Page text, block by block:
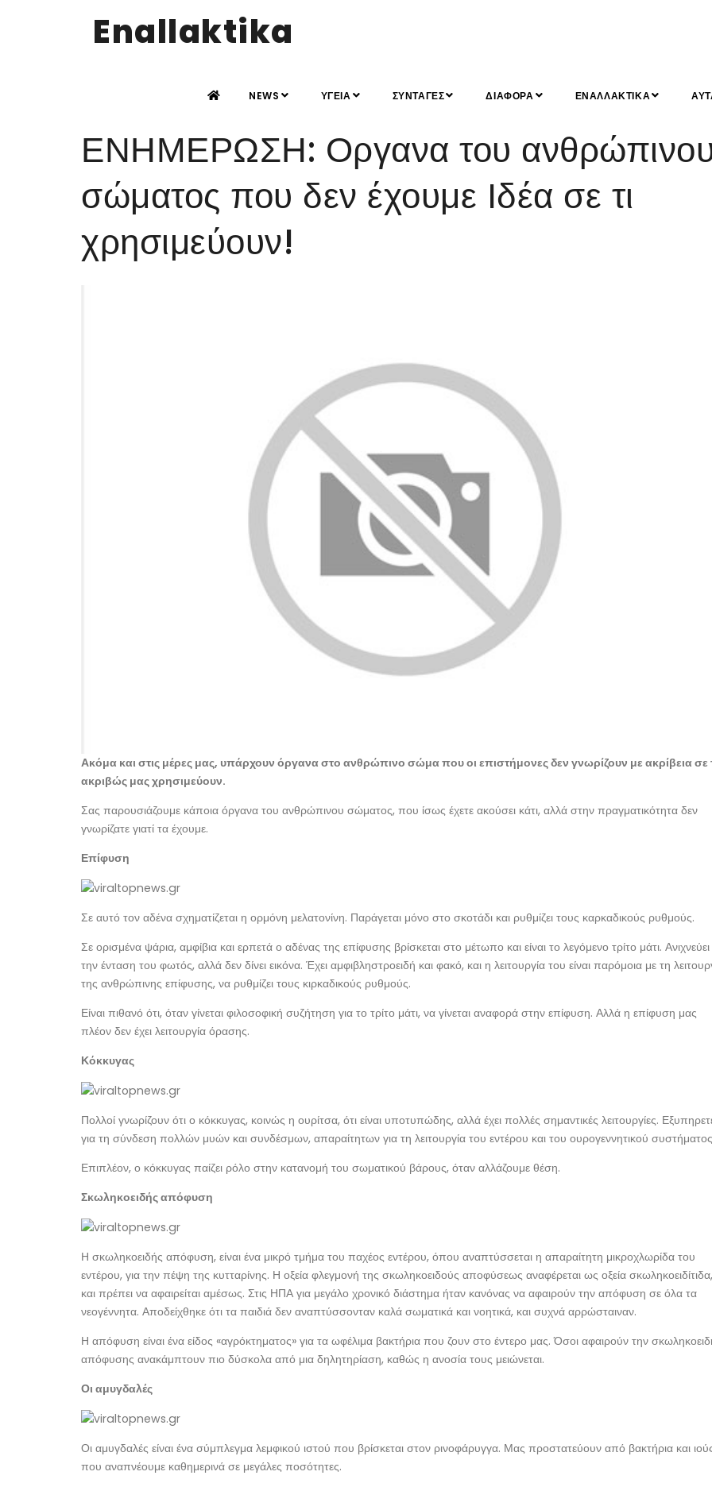
Enallaktika
NEWS ΥΓΕΙΑ ΣΥΝΤΑΓΕΣ ΔΙΑΦΟΡΑ ΕΝΑΛΛΑΚΤΙΚΑ
ΕΝΗΜΕΡΩΣΗ: Οργανα του
σώματος που δεν έχουμε Ιδέα σε τι
χρησιμεύουν!
Ακόμα και στις μέρες μας, υπάρχουν όργανα στο ανθρώπινο σώμα που οι επιστήμονες δεν γνωρίζουν με ακρίβεια σε
ακριβώς μας χρησιμεύουν.
Σας παρουσιάζουμε κάποια όργανα του ανθρώπινου σώματος, που ίσως έχετε ακούσει κάτι, αλλά στην πραγματικότητα δεν
γνωρίζατε γιατί τα έχουμε.
Επίφυση
Σε αυτό τον αδένα σχηματίζεται η ορμόνη μελατονίνη. Παράγεται μόνο στο σκοτάδι και ρυθμίζει τους καρκαδικούς ρυθμούς.
Σε ορισμένα ψάρια, αμφίβια και ερπετά ο αδένας της επίφυσης βρίσκεται στο μέτωπο και είναι το λεγόμενο τρίτο μάτι. Ανιχνεύει
την ένταση του φωτός, αλλά δεν δίνει εικόνα. Έχει αμφιβληστροειδή και φακό, και η λειτουργία του είναι παρόμοια με τη
της ανθρώπινης επίφυσης, να ρυθμίζει τους κιρκαδικούς ρυθμούς.
Είναι πιθανό ότι, όταν γίνεται φιλοσοφική συζήτηση για το τρίτο μάτι, να γίνεται αναφορά στην επίφυση. Αλλά η επίφυση μας
πλέον δεν έχει λειτουργία όρασης.
Κόκκυγας
Πολλοί γνωρίζουν ότι ο κόκκυγας, κοινώς η ουρίτσα, ότι είναι υποτυπώδης, αλλά έχει πολλές σημαντικές λειτουργίες.
για τη σύνδεση πολλών μυών και συνδέσμων, απαραίτητων για τη λειτουργία του εντέρου και του ουρογεννητικού
Επιπλέον, ο κόκκυγας παίζει ρόλο στην κατανομή του σωματικού βάρους, όταν αλλάζουμε θέση.
Σκωληκοειδής απόφυση
Η σκωληκοειδής απόφυση, είναι ένα μικρό τμήμα του παχέος εντέρου, όπου αναπτύσσεται η απαραίτητη μικροχλωρίδα του
εντέρου, για την πέψη της κυτταρίνης. Η οξεία φλεγμονή της σκωληκοειδούς αποφύσεως αναφέρεται ως οξεία σκωληκοειδίτιδα,
και πρέπει να αφαιρείται αμέσως. Στις ΗΠΑ για μεγάλο χρονικό διάστημα ήταν κανόνας να αφαιρούν την απόφυση σε όλα τα
νεογέννητα. Αποδείχθηκε ότι τα παιδιά δεν αναπτύσσονταν καλά σωματικά και νοητικά, και συχνά αρρώσταιναν.
Η απόφυση είναι ένα είδος «αγρόκτηματος» για τα ωφέλιμα βακτήρια που ζουν στο έντερο μας. Όσοι αφαιρούν την
απόφυσης ανακάμπτουν πιο δύσκολα από μια δηλητηρίαση, καθώς η ανοσία τους μειώνεται.
Οι αμυγδαλές
Οι αμυγδαλές είναι ένα σύμπλεγμα λεμφικού ιστού που βρίσκεται στον ρινοφάρυγγα. Μας προστατεύουν από βακτήρια και
που αναπνέουμε καθημερινά σε μεγάλες ποσότητες.